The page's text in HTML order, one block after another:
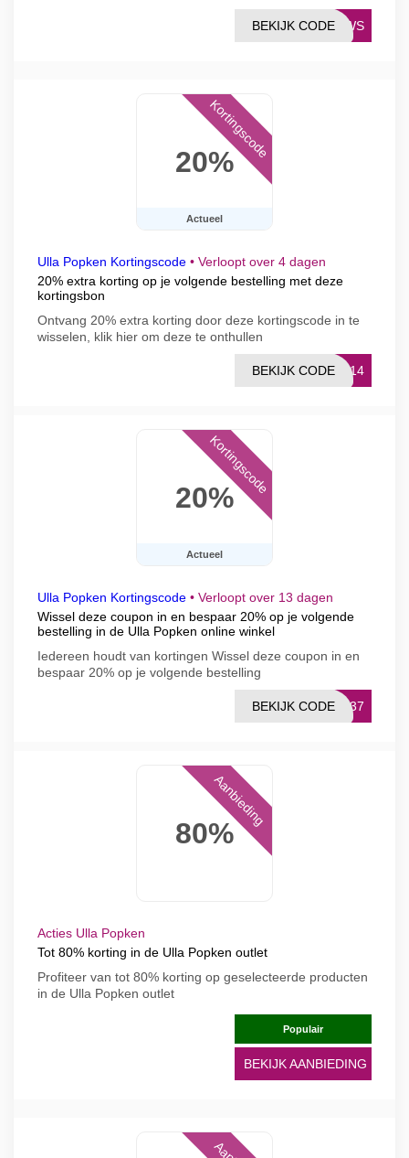
NEWS
BEKIJK CODE
20%
Actueel
Kortingscode
Ulla Popken Kortingscode • Verloopt over 4 dagen
20% extra korting op je volgende bestelling met deze
kortingsbon
Ontvang 20% ​​extra korting door deze kortingscode in te
wisselen, klik hier om deze te onthullen
ER14
BEKIJK CODE
20%
Actueel
Kortingscode
Ulla Popken Kortingscode • Verloopt over 13 dagen
Wissel deze coupon in en bespaar 20% op je volgende
bestelling in de Ulla Popken online winkel
Iedereen houdt van kortingen Wissel deze coupon in en
bespaar 20% op je volgende bestelling
1837
BEKIJK CODE
80%
Aanbieding
Acties Ulla Popken
Tot 80% korting in de Ulla Popken outlet
Profiteer van tot 80% korting op geselecteerde producten
in de Ulla Popken outlet
Populair
BEKIJK AANBIEDING